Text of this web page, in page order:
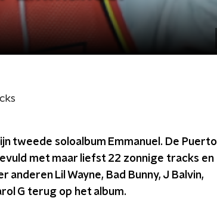
tweede soloalbum Emmanuel. De Puerto
met maar liefst 22 zonnige tracks en
Lil Wayne, Bad Bunny, J Balvin,
G terug op het album.